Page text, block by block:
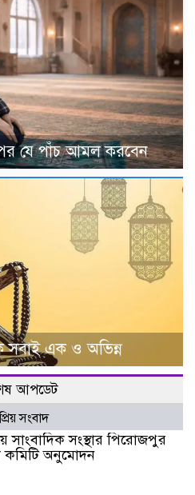
যে পাঁচ আমল করবেন
সবাই এক ও অভিন্ন
আপডেট
সংবাদ
সাংবাদিক সংস্থার পিরোজপুর
কমিটি অনুমোদন